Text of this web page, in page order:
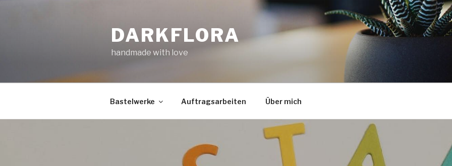
DARKFLORA
handmade with love
Bastelwerke Auftragsarbeiten Über mich